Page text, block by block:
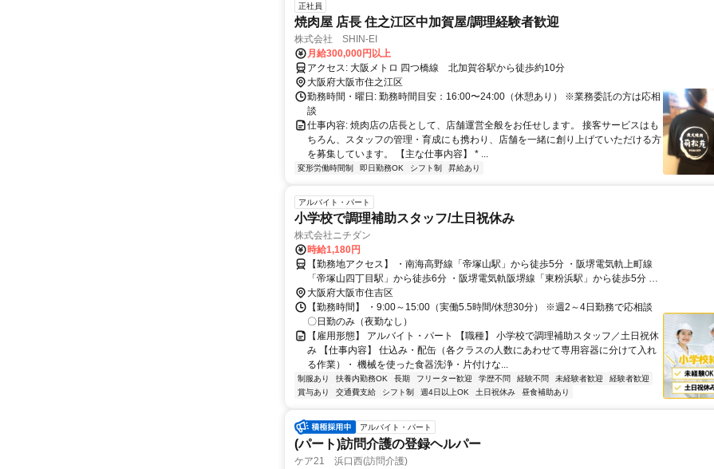
正社員
焼肉屋 店長 住之江区中加賀屋/調理経験者歓迎
株式会社 SHIN-EI
月給300,000円以上
アクセス: 大阪メトロ 四つ橋線 北加賀谷駅から徒歩約10分
大阪府大阪市住之江区
勤務時間・曜日: 勤務時間目安：16:00〜24:00（休憩あり） ※業務委託の方は応相
談
仕事内容: 焼肉店の店長として、店舗運営全般をお任せします。 接客サービスはも
ちろん、スタッフの管理・育成にも携わり、店舗を一緒に創り上げていただける方
を募集しています。 【主な仕事内容】 * ...
変形労働時間制 即日勤務OK シフト制 昇給あり
アルバイト・パート
小学校で調理補助スタッフ/土日祝休み
株式会社ニチダン
時給1,180円
【勤務地アクセス】 ・南海高野線「帝塚山駅」から徒歩5分 ・阪堺電気軌上町線
「帝塚山四丁目駅」から徒歩6分 ・阪堺電気軌阪堺線「東粉浜駅」から徒歩5分 ・
阪堺電気軌上町線「神ノ木駅」から徒歩5分 ・南海本線「粉浜駅」から徒歩7分
大阪府大阪市住吉区
【勤務時間】 ・9:00～15:00（実働5.5時間/休憩30分） ※週2～4日勤務で応相談
〇日勤のみ（夜勤なし）
【雇用形態】 アルバイト・パート 【職種】 小学校で調理補助スタッフ／土日祝休
み 【仕事内容】 仕込み・配缶（各クラスの人数にあわせて専用容器に分けて入れ
る作業）・ 機械を使った食器洗浄・片付けな...
制服あり 扶養内勤務OK 長期 フリーター歓迎 学歴不問 経験不問 未経験者歓迎
経験者歓迎
賞与あり
交通費支給 シフト制 週4日以上OK 土日祝休み 昼食補助あり
アルバイト・パート
(パート)訪問介護の登録ヘルパー
ケア21 浜口西(訪問介護)